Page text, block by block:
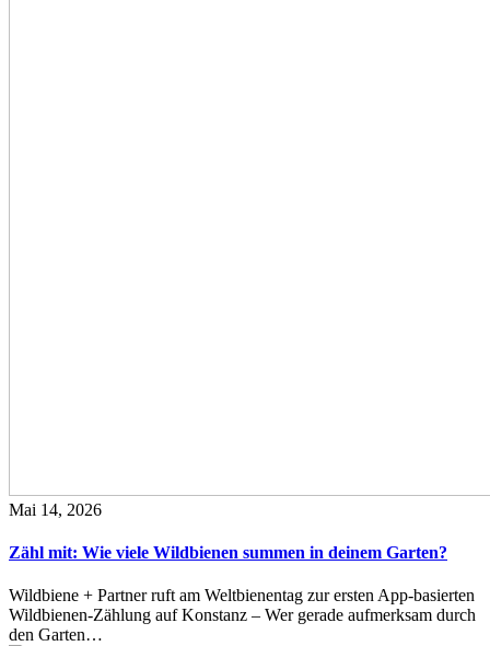
Mai 14, 2026
Zähl mit: Wie viele Wildbienen summen in deinem Garten?
Wildbiene + Partner ruft am Weltbienentag zur ersten App-basierten
Wildbienen-Zählung auf Konstanz – Wer gerade aufmerksam durch
den Garten…